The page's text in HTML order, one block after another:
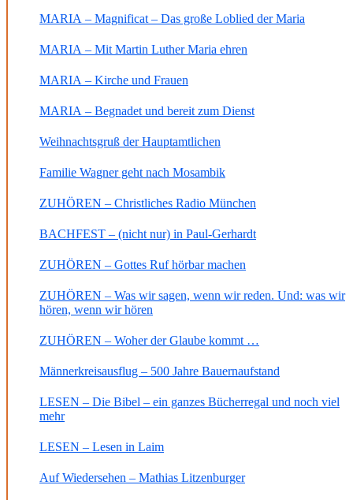
MARIA – Magnificat – Das große Loblied der Maria
MARIA – Mit Martin Luther Maria ehren
MARIA – Kirche und Frauen
MARIA – Begnadet und bereit zum Dienst
Weihnachtsgruß der Hauptamtlichen
Familie Wagner geht nach Mosambik
ZUHÖREN – Christliches Radio München
BACHFEST – (nicht nur) in Paul-Gerhardt
ZUHÖREN – Gottes Ruf hörbar machen
ZUHÖREN – Was wir sagen, wenn wir reden. Und: was wir
hören, wenn wir hören
ZUHÖREN – Woher der Glaube kommt …
Männerkreisausflug – 500 Jahre Bauernaufstand
LESEN – Die Bibel – ein ganzes Bücherregal und noch viel
mehr
LESEN – Lesen in Laim
Auf Wiedersehen – Mathias Litzenburger